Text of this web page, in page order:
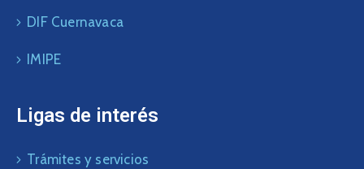
DIF Cuernavaca
IMIPE
Ligas de interés
Trámites y servicios